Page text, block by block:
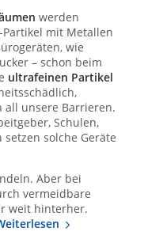
werden
mit Metallen
wie
– schon beim
ultrafeinen Partikel
all unsere Barrieren.
Schulen,
solche Geräte
Aber bei
vermeidbare
weit hinterher.